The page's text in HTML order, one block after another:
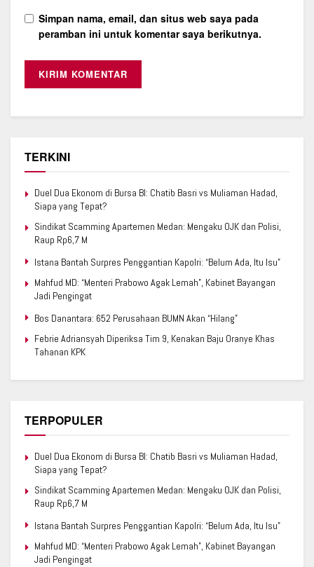
Simpan nama, email, dan situs web saya pada
peramban ini untuk komentar saya berikutnya.
TERKINI
Duel Dua Ekonom di Bursa BI: Chatib Basri vs Muliaman Hadad,
Siapa yang Tepat?
Sindikat Scamming Apartemen Medan: Mengaku OJK dan Polisi,
Raup Rp6,7 M
Istana Bantah Surpres Penggantian Kapolri: “Belum Ada, Itu Isu”
Mahfud MD: “Menteri Prabowo Agak Lemah”, Kabinet Bayangan
Jadi Pengingat
Bos Danantara: 652 Perusahaan BUMN Akan “Hilang”
Febrie Adriansyah Diperiksa Tim 9, Kenakan Baju Oranye Khas
Tahanan KPK
TERPOPULER
Duel Dua Ekonom di Bursa BI: Chatib Basri vs Muliaman Hadad,
Siapa yang Tepat?
Sindikat Scamming Apartemen Medan: Mengaku OJK dan Polisi,
Raup Rp6,7 M
Istana Bantah Surpres Penggantian Kapolri: “Belum Ada, Itu Isu”
Mahfud MD: “Menteri Prabowo Agak Lemah”, Kabinet Bayangan
Jadi Pengingat